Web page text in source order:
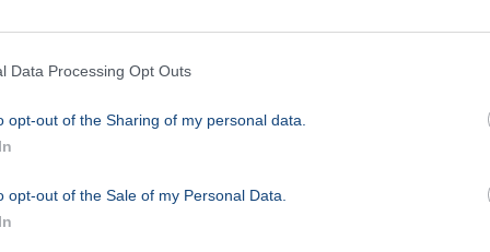
Data Processing Opt Outs
opt-out of the Sharing of my personal data.
opt-out of the Sale of my Personal Data.
hitelességére is hatással lehet.